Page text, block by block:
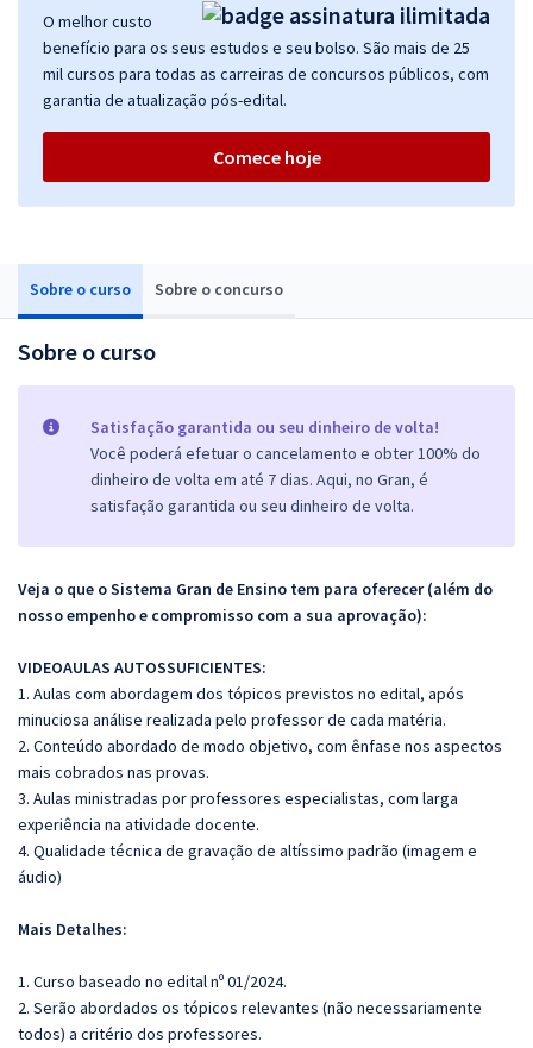
Sobre o curso Sobre o concurso
Sobre o curso
Satisfação garantida ou seu dinheiro de volta!
Você poderá efetuar o cancelamento e obter 100% do
dinheiro de volta em até 7 dias. Aqui, no Gran, é
satisfação garantida ou seu dinheiro de volta.
Veja o que o Sistema Gran de Ensino tem para oferecer (além do
nosso empenho e compromisso com a sua aprovação):
VIDEOAULAS AUTOSSUFICIENTES:
1. Aulas com abordagem dos tópicos previstos no edital, após
minuciosa análise realizada pelo professor de cada matéria.
2. Conteúdo abordado de modo objetivo, com ênfase nos aspectos
mais cobrados nas provas.
3. Aulas ministradas por professores especialistas, com larga
experiência na atividade docente.
4. Qualidade técnica de gravação de altíssimo padrão (imagem e
áudio)
Mais Detalhes:
1. Curso baseado no edital nº 01/2024.
2. Serão abordados os tópicos relevantes (não necessariamente
todos) a critério dos professores.
O melhor custo
benefício para os seus estudos e seu bolso. São mais de 25
mil cursos para todas as carreiras de concursos públicos, com
garantia de atualização pós-edital.
Comece hoje